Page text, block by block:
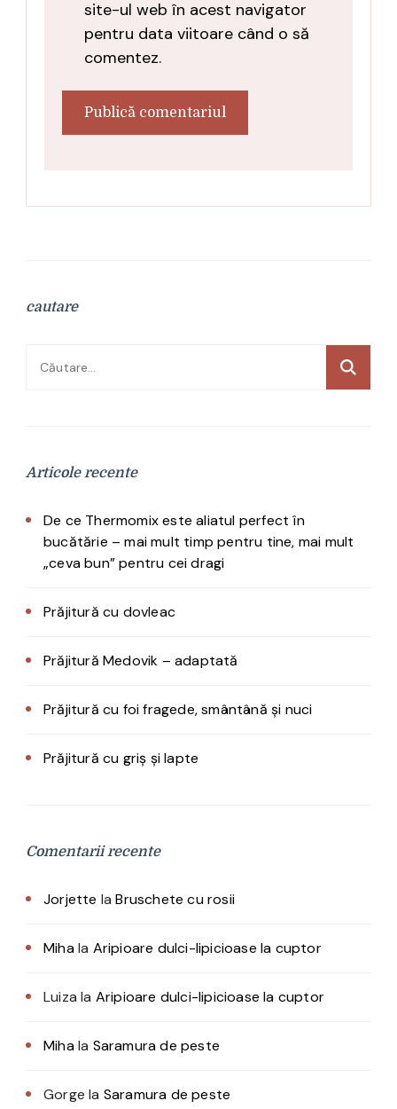
site-ul web în acest navigator
pentru data viitoare când o să
comentez.
cautare
Caută
Articole recente
De ce Thermomix este aliatul perfect în
bucătărie – mai mult timp pentru tine, mai mult
„ceva bun” pentru cei dragi
Prăjitură cu dovleac
Prăjitură Medovik – adaptată
Prăjitură cu foi fragede, smântână și nuci
Prăjitură cu griș și lapte
Comentarii recente
Jorjette laBruschete cu rosii
Mihala Aripioare dulci-lipicioase la cuptor
Luiza la Aripioare dulci-lipicioase la cuptor
Mihala Saramura de peste
Gorge la Saramura de peste